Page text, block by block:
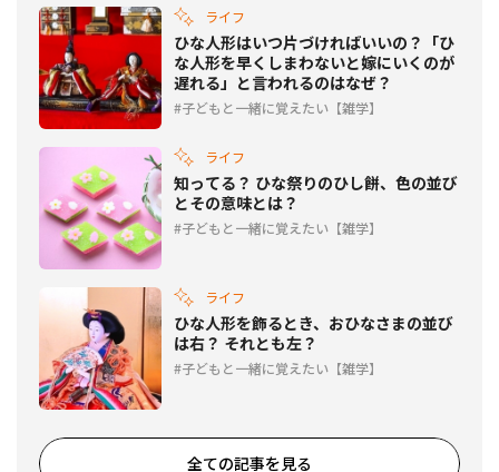
ライフ
ひな人形はいつ片づければいいの？「ひ
な人形を早くしまわないと嫁にいくのが
遅れる」と言われるのはなぜ？
子どもと一緒に覚えたい【雑学】
ライフ
知ってる？ ひな祭りのひし餅、色の並び
とその意味とは？
子どもと一緒に覚えたい【雑学】
ライフ
ひな人形を飾るとき、おひなさまの並び
は右？ それとも左？
子どもと一緒に覚えたい【雑学】
全ての記事を見る